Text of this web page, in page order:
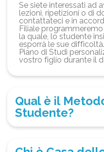
Se siete interessati ad
lezioni, ripetizioni o di
contattateci e in
Filiale
la quale, lo studente
esporrà le sue
Piano di Studi
vostro figlio durante il
Qual è il
Studente?